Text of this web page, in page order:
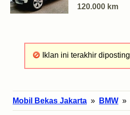
120.000 km
Iklan ini terakhir diposting
Mobil Bekas Jakarta » BMW »